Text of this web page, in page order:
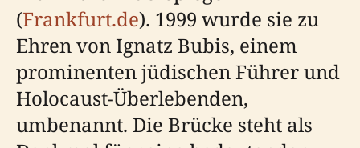
(Frankfurt.de). 1999 wurde sie zu
Ehren von Ignatz Bubis, einem
prominenten jüdischen Führer und
Holocaust-Überlebenden,
umbenannt. Die Brücke steht als